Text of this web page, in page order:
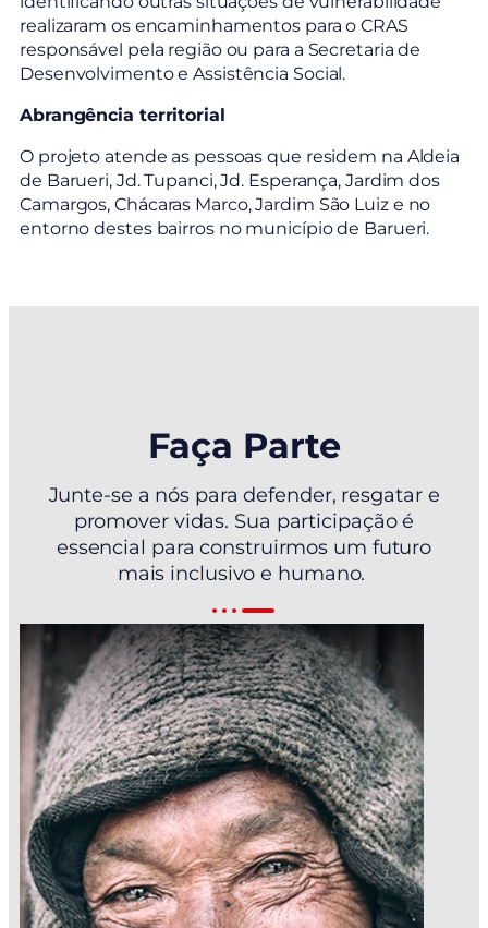
realizaram os encaminhamentos para o CRAS
responsável pela região ou para a Secretaria de
Desenvolvimento e Assistência Social.
Abrangência territorial
O projeto atende as pessoas que residem na Aldeia
de Barueri, Jd. Tupanci, Jd. Esperança, Jardim dos
Camargos, Chácaras Marco, Jardim São Luiz e no
entorno destes bairros no município de Barueri.
Faça Parte
Junte-se a nós para defender, resgatar e
promover vidas. Sua participação é
essencial para construirmos um futuro
mais inclusivo e humano.